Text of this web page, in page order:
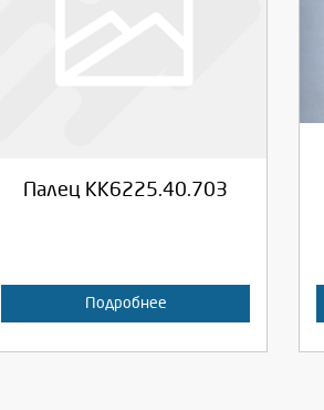
Палец КК6225.40.703
Подробнее